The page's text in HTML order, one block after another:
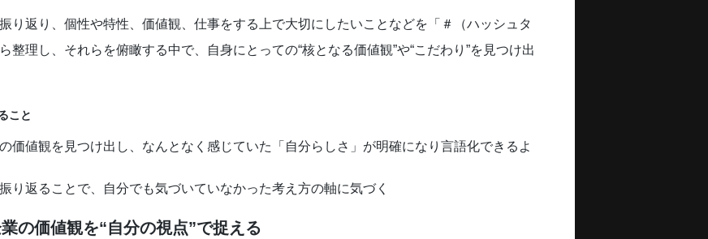
り返り、個性や特性、価値観、仕事をする上で大切にしたいことなどを「＃（ハッシュタ
整理し、それらを俯瞰する中で、自身にとっての“核となる価値観”や“こだわり”を見つけ出
こと
価値観を見つけ出し、なんとなく感じていた「自分らしさ」が明確になり言語化できるよ
り返ることで、自分でも気づいていなかった考え方の軸に気づく
の価値観を“自分の視点”で捉える